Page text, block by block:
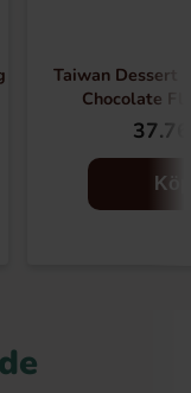
Taiwan Dessert
Chocolate
Köp